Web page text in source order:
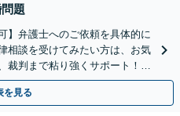
題
】弁護士へのご依頼を具体的に
相談を受けてみたい方は、お気
裁判まで粘り強くサポート！婚
親権、面会交流。
を見る